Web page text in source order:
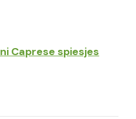
Caprese spiesjes